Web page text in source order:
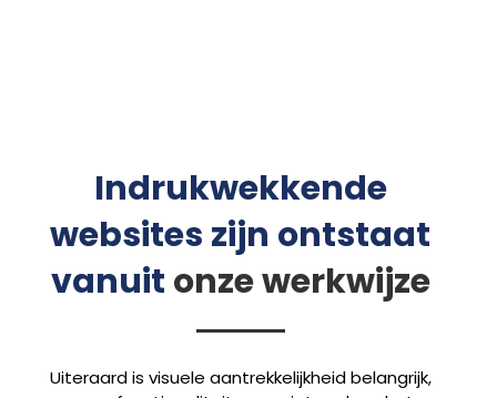
Indrukwekkende
websites zijn ontstaat
vanuit onze werkwijze
Uiteraard is visuele aantrekkelijkheid belangrijk,